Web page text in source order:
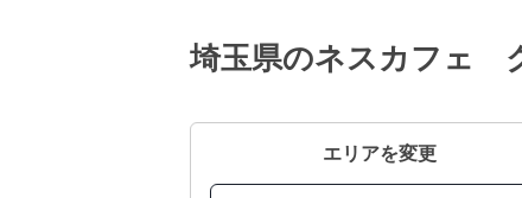
埼玉県のネスカフェ
エリアを変更